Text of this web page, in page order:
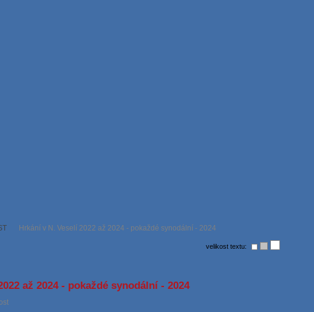
Hrkání v N. Veselí 2022 až 2024 - pokaždé synodální - 2024
velikost textu:
až 2024 - pokaždé synodální - 2024